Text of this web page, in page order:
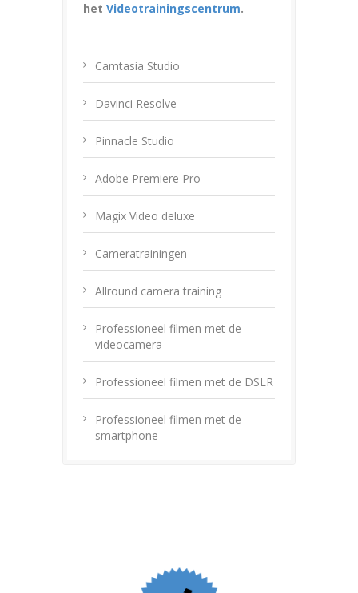
het Videotrainingscentrum.
Camtasia Studio
Davinci Resolve
Pinnacle Studio
Adobe Premiere Pro
Magix Video deluxe
Cameratrainingen
Allround camera training
Professioneel filmen met de
videocamera
Professioneel filmen met de DSLR
Professioneel filmen met de
smartphone